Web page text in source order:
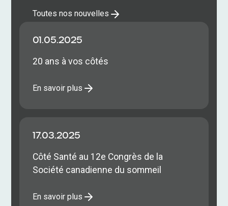
Toutes nos nouvelles
01.05.2025
20 ans à vos côtés
En savoir plus
17.03.2025
Côté Santé au 12e Congrès de la
Société canadienne du sommeil
En savoir plus